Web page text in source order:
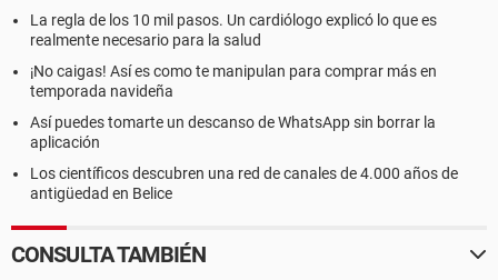
La regla de los 10 mil pasos. Un cardiólogo explicó lo que es
realmente necesario para la salud
¡No caigas! Así es como te manipulan para comprar más en
temporada navideña
Así puedes tomarte un descanso de WhatsApp sin borrar la
aplicación
Los científicos descubren una red de canales de 4.000 años de
antigüedad en Belice
CONSULTA TAMBIÉN